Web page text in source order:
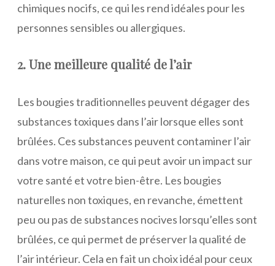
chimiques nocifs, ce qui les rend idéales pour les
personnes sensibles ou allergiques.
2. Une meilleure qualité de l’air
Les bougies traditionnelles peuvent dégager des
substances toxiques dans l’air lorsque elles sont
brûlées. Ces substances peuvent contaminer l’air
dans votre maison, ce qui peut avoir un impact sur
votre santé et votre bien-être. Les bougies
naturelles non toxiques, en revanche, émettent
peu ou pas de substances nocives lorsqu’elles sont
brûlées, ce qui permet de préserver la qualité de
l’air intérieur. Cela en fait un choix idéal pour ceux